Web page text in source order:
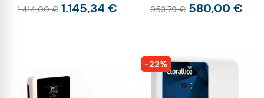
1.414,00 € 1.145,34 € 953,79 € 580,00 €
-22%